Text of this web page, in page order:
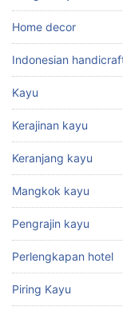
Home decor
Indonesian
Kayu
Kerajinan kayu
Keranjang kayu
Mangkok kayu
Pengrajin kayu
Perlengkapan hotel
Piring Kayu